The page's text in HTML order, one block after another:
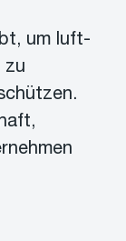
um luft-
zu